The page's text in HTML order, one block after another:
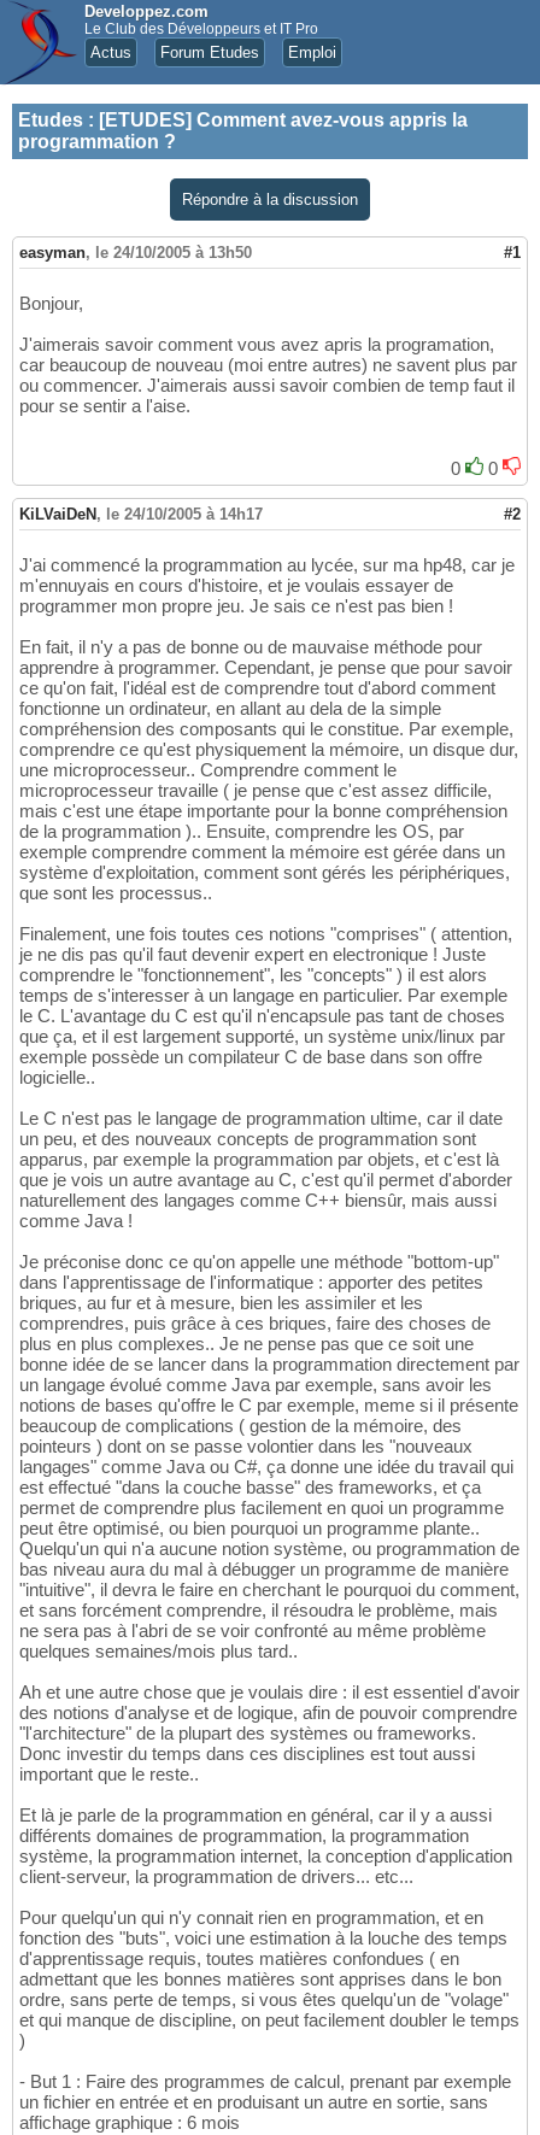
Developpez.com
Le Club des Développeurs et IT Pro
Actus Forum Etudes Emploi
Etudes : [ETUDES] Comment avez-vous appris la
programmation ?
Répondre à la discussion
easyman, le 24/10/2005 à 13h50 #1
Bonjour,
J'aimerais savoir comment vous avez apris la programation,
car beaucoup de nouveau (moi entre autres) ne savent plus par
ou commencer. J'aimerais aussi savoir combien de temp faut il
pour se sentir a l'aise.
0 0
KiLVaiDeN , le 24/10/2005 à 14h17 #2
J'ai commencé la programmation au lycée, sur ma hp48, car je
m'ennuyais en cours d'histoire, et je voulais essayer de
programmer mon propre jeu. Je sais ce n'est pas bien !
En fait, il n'y a pas de bonne ou de mauvaise méthode pour
apprendre à programmer. Cependant, je pense que pour savoir
ce qu'on fait, l'idéal est de comprendre tout d'abord comment
fonctionne un ordinateur, en allant au dela de la simple
compréhension des composants qui le constitue. Par exemple,
comprendre ce qu'est physiquement la mémoire, un disque dur,
une microprocesseur.. Comprendre comment le
microprocesseur travaille ( je pense que c'est assez difficile,
mais c'est une étape importante pour la bonne compréhension
de la programmation ).. Ensuite, comprendre les OS, par
exemple comprendre comment la mémoire est gérée dans un
système d'exploitation, comment sont gérés les périphériques,
que sont les processus..
Finalement, une fois toutes ces notions "comprises" ( attention,
je ne dis pas qu'il faut devenir expert en electronique ! Juste
comprendre le "fonctionnement", les "concepts" ) il est alors
temps de s'interesser à un langage en particulier. Par exemple
le C. L'avantage du C est qu'il n'encapsule pas tant de choses
que ça, et il est largement supporté, un système unix/linux par
exemple possède un compilateur C de base dans son offre
logicielle..
Le C n'est pas le langage de programmation ultime, car il date
un peu, et des nouveaux concepts de programmation sont
apparus, par exemple la programmation par objets, et c'est là
que je vois un autre avantage au C, c'est qu'il permet d'aborder
naturellement des langages comme C++ biensûr, mais aussi
comme Java !
Je préconise donc ce qu'on appelle une méthode "bottom-up"
dans l'apprentissage de l'informatique : apporter des petites
briques, au fur et à mesure, bien les assimiler et les
comprendres, puis grâce à ces briques, faire des choses de
plus en plus complexes.. Je ne pense pas que ce soit une
bonne idée de se lancer dans la programmation directement par
un langage évolué comme Java par exemple, sans avoir les
notions de bases qu'offre le C par exemple, meme si il présente
beaucoup de complications ( gestion de la mémoire, des
pointeurs ) dont on se passe volontier dans les "nouveaux
langages" comme Java ou C#, ça donne une idée du travail qui
est effectué "dans la couche basse" des frameworks, et ça
permet de comprendre plus facilement en quoi un programme
peut être optimisé, ou bien pourquoi un programme plante..
Quelqu'un qui n'a aucune notion système, ou programmation de
bas niveau aura du mal à débugger un programme de manière
"intuitive", il devra le faire en cherchant le pourquoi du comment,
et sans forcément comprendre, il résoudra le problème, mais
ne sera pas à l'abri de se voir confronté au même problème
quelques semaines/mois plus tard..
Ah et une autre chose que je voulais dire : il est essentiel d'avoir
des notions d'analyse et de logique, afin de pouvoir comprendre
"l'architecture" de la plupart des systèmes ou frameworks.
Donc investir du temps dans ces disciplines est tout aussi
important que le reste..
Et là je parle de la programmation en général, car il y a aussi
différents domaines de programmation, la programmation
système, la programmation internet, la conception d'application
client-serveur, la programmation de drivers... etc...
Pour quelqu'un qui n'y connait rien en programmation, et en
fonction des "buts", voici une estimation à la louche des temps
d'apprentissage requis, toutes matières confondues ( en
admettant que les bonnes matières sont apprises dans le bon
ordre, sans perte de temps, si vous êtes quelqu'un de "volage"
et qui manque de discipline, on peut facilement doubler le temps
)
- But 1 : Faire des programmes de calcul, prenant par exemple
un fichier en entrée et en produisant un autre en sortie, sans
affichage graphique : 6 mois